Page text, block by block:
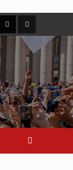
X TikTok